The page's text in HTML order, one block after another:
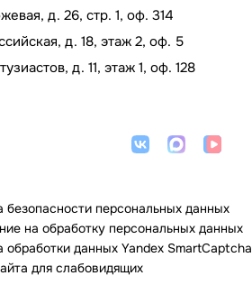
д. 26, стр. 1, оф. 314
д. 18, этаж 2, оф. 5
д. 11, этаж 1, оф. 128
безопасности персональных данных
на обработку персональных данных
обработки данных Yandex SmartCaptcha
для слабовидящих